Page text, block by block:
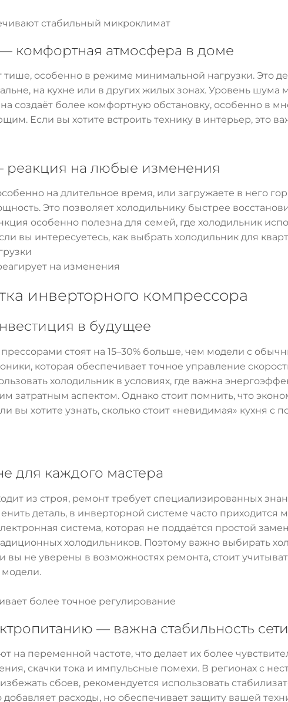
стабильный микроклимат
комфортная атмосфера в доме
особенно в режиме минимальной нагрузки. Это
на кухне или в других жилых зонах. Уровень шума
создаёт более комфортную обстановку, особенно в
Если вы хотите встроить технику в интерьер, это
реакция на любые изменения
на длительное время, или загружаете в него
Это позволяет холодильнику быстрее
особенно полезна для семей, где холодильник
вы интересуетесь, как выбрать холодильник для
на изменения
инверторного компрессора
в будущее
стоят на 15–30% больше, чем модели с
которая обеспечивает точное управление
холодильник в условиях, где важна
затратным аспектом. Однако стоит помнить, что
вы хотите узнать, сколько стоит «невидимая» кухня с
для каждого мастера
из строя, ремонт требует специализированных
деталь, в инверторной системе часто приходится
система, которая не поддаётся простой
холодильников. Поэтому важно выбирать
вы не уверены в возможностях ремонта, стоит
более точное регулирование
— важна стабильность сети
на переменной частоте, что делает их более
скачки тока и импульсные помехи. В регионах с
сбоев, рекомендуется использовать
расходы, но обеспечивает защиту вашей